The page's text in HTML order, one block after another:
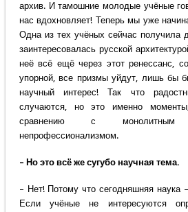
архив. И тамошние молодые учёные
нас вдохновляет! Теперь мы уже
Одна из тех учёных сейчас получила
заинтересовалась русской
неё всё ещё через этот ренессанс,
упорной, все призмы уйдут, лишь бы
научный интерес! Так что
случаются, но это именно
сравнению с
непрофессионализмом.
– Но это всё же сугубо научная тема.
– Нет! Потому что сегодняшняя наука
Если учёные не интересуются